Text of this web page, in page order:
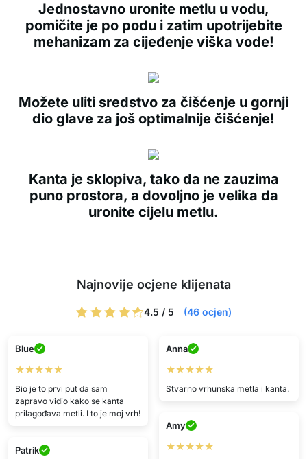
Jednostavno uronite metlu u vodu,
pomičite je po podu i zatim upotrijebite
mehanizam za cijeđenje viška vode!
Možete uliti sredstvo za čišćenje u gornji
dio glave za još optimalnije čišćenje!
Kanta je sklopiva, tako da ne zauzima
puno prostora, a dovoljno je velika da
uronite cijelu metlu.
Najnovije ocjene klijenata
4.5 / 5 (46 ocjen)
Blue
★★★★★
Bio je to prvi put da sam
zapravo vidio kako se kanta
prilagođava metli. I to je moj vrh!
Anna
★★★★★
Stvarno vrhunska metla i kanta.
Amy
★★★★★
Patrik